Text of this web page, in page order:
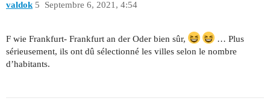
valdok Septembre 6, 2021, 4:54
5
F wie Frankfurt- Frankfurt an der Oder bien sûr,
… Plus
sérieusement, ils ont dû sélectionné les villes selon le nombre
d’habitants.